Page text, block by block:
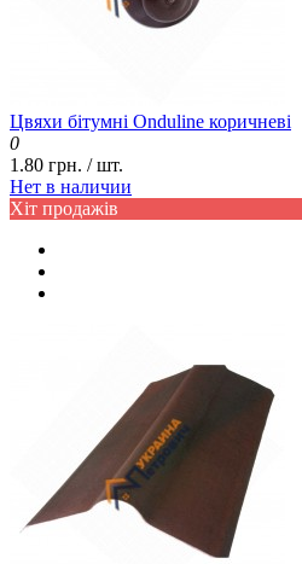
Цвяхи бітумні Onduline коричневі
0
1.80 грн. / шт.
Нет в наличии
Хіт продажів